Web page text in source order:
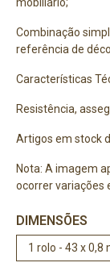
Combinação
referência de
Características
Resistência,
Artigos em stock
Nota: A imagem
ocorrer variações
DIMENSÕES
1 rolo - 43 x 0,8